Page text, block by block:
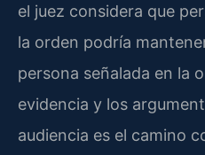
el juez considera que
la orden podría
persona señalada en la
evidencia y los
audiencia es el camino